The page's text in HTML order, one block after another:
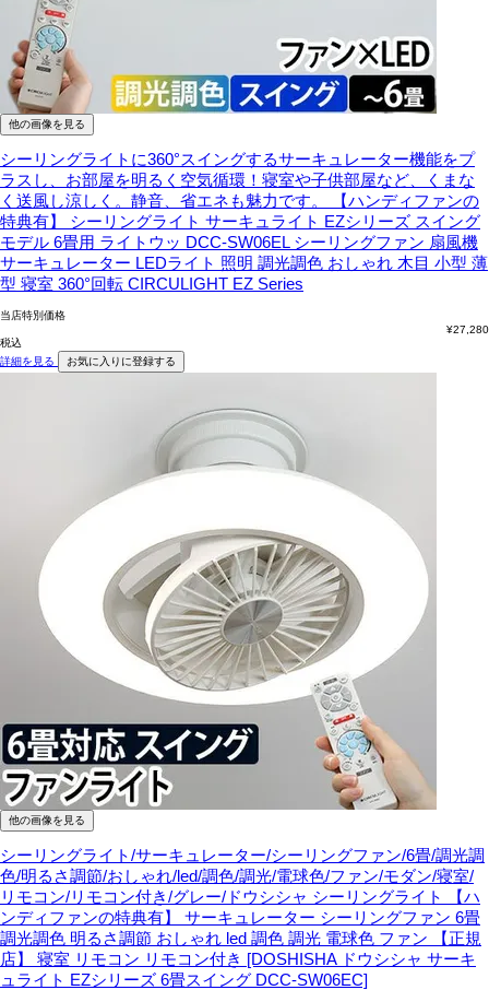
他の画像を見る
シーリングライトに360°スイングするサーキュレーター機能をプ
ラスし、お部屋を明るく空気循環！寝室や子供部屋など、くまな
く送風し涼しく。静音、省エネも魅力です。
【ハンディファンの
特典有】 シーリングライト サーキュライト EZシリーズ スイング
モデル 6畳用 ライトウッ DCC-SW06EL シーリングファン 扇風機
サーキュレーター LEDライト 照明 調光調色 おしゃれ 木目 小型 薄
型 寝室 360°回転 CIRCULIGHT EZ Series
当店特別価格
¥27,280
税込
詳細を見る
お気に入りに登録する
他の画像を見る
シーリングライト/サーキュレーター/シーリングファン/6畳/調光調
色/明るさ調節/おしゃれ/led/調色/調光/電球色/ファン/モダン/寝室/
リモコン/リモコン付き/グレー/ドウシシャ シーリングライト 【ハ
ンディファンの特典有】 サーキュレーター シーリングファン 6畳
調光調色 明るさ調節 おしゃれ led 調色 調光 電球色 ファン 【正規
店】 寝室 リモコン リモコン付き [DOSHISHA ドウシシャ サーキ
ュライト EZシリーズ 6畳スイング DCC-SW06EC]